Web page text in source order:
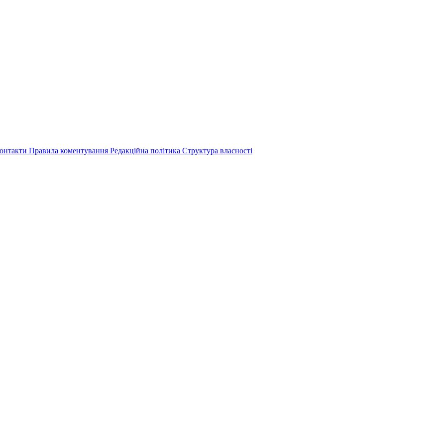
Правила коментування Редакційна політика Структура власності